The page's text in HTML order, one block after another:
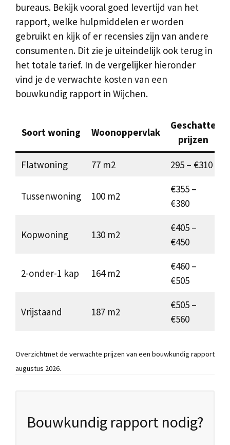
bureaus. Bekijk vooral goed levertijd van het
rapport, welke hulpmiddelen er worden
gebruikt en kijk of er recensies zijn van andere
consumenten. Dit zie je uiteindelijk ook terug in
het totale tarief. In de vergelijker hieronder
vind je de verwachte kosten van een
bouwkundig rapport in Wijchen.
Soort woning Woonoppervlak
Geschatte
prijzen
Flatwoning 77 m2 295 – €310
Tussenwoning 100 m2
€355 –
€380
Kopwoning 130 m2
€405 –
€450
2-onder-1 kap 164 m2
€460 –
€505
Vrijstaand 187 m2
€505 –
€560
Overzichtmet de verwachte prijzen van een bouwkundig rapport
augustus 2026.
Bouwkundig rapport nodig?